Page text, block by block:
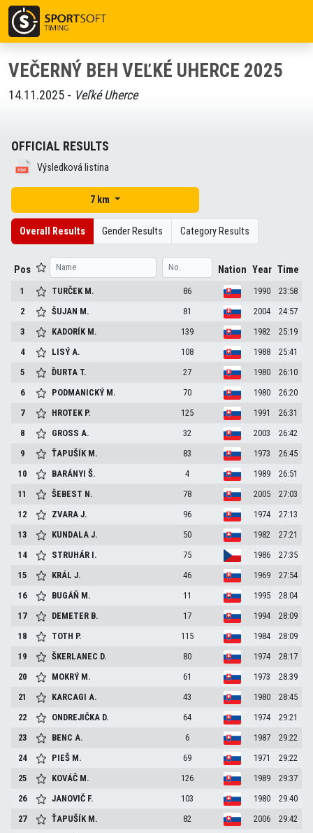
VEČERNÝ BEH VEĽKÉ UHERCE 2025
14.11.2025 - Veľké Uherce
OFFICIAL RESULTS
Výsledková listina
7 km
Overall Results Gender Results Category Results
Pos Nation Year Time
1 TURČEK M. 86 1990
23:58
2
ŠUJAN M. 81 2004
24:57
3
KADORÍK M. 139 1982
25:19
4
LISÝA. 108 1988
25:41
5
ĎURTA T. 27 1980
26:10
6
PODMANICKÝ M. 70 1980
26:20
7
HROTEK P. 125 1991
26:31
8
GROSSA. 32 2003
26:42
9
ŤAPUŠÍK M. 83 1973
26:45
10
BARÁNYIŠ. 4 1989
26:51
11
ŠEBEST N. 78 2005
27:03
12
ZVARAJ. 96 1974
27:13
13
KUNDALAJ. 50 1982
27:21
14
STRUHÁR I. 75 1986
27:35
15
KRÁLJ. 46 1969
27:54
16
BUGÁŇ M. 11 1995
28:04
17
DEMETER B. 17 1994
28:09
18
TOTH P. 115 1984
28:09
19
ŠKERLANEC D. 80 1974
28:17
20
MOKRÝ M. 61 1973
28:39
21
KARCAGIA. 43 1980
28:45
22
ONDREJIČKA D. 64 1974
29:21
23
BENCA. 6 1987
29:22
24
PIEŠ M. 69 1971
29:22
25
KOVÁČ M. 126 1989
29:37
26
JANOVIČ F. 103 1980
29:40
27
ŤAPUŠÍK M. 82 2006
29:42